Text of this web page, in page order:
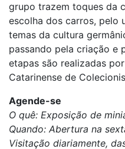
grupo trazem toques da
escolha dos carros, pelo
temas da cultura
passando pela criação e
etapas são realizadas
Catarinense de
Agende-se
O quê: Exposição de
Quando: Abertura na
Visitação diariamente,